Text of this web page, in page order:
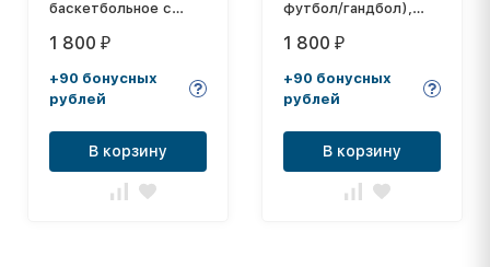
баскетбольное с
1 800 ₽
+90 бонусных
рублей
В корзину
футбол/гандбол),
мм
1 800 ₽
+90 бонусных
рублей
В корзину